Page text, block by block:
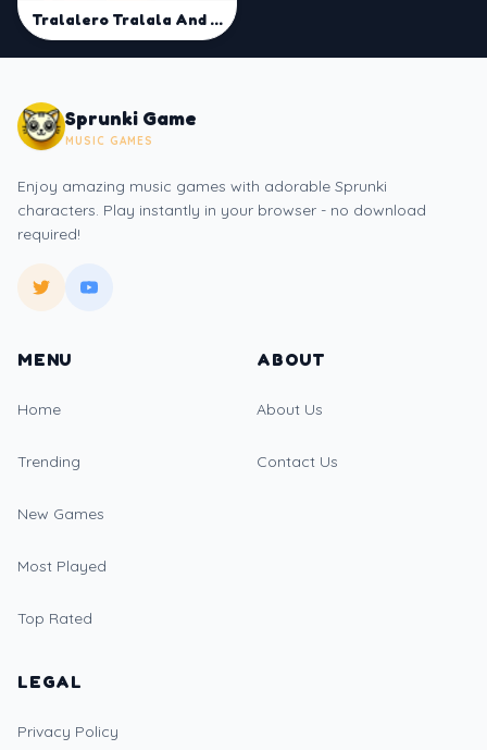
Tralalero Tralala And Tung Tung Sahur: Hard Quiz
Sprunki Game
MUSIC GAMES
Enjoy amazing music games with adorable Sprunki
characters. Play instantly in your browser - no download
required!
MENU
Home
Trending
New Games
Most Played
Top Rated
ABOUT
About Us
Contact Us
LEGAL
Privacy Policy